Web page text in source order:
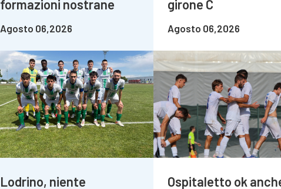
formazioni nostrane
Agosto 06,2026
girone C
Agosto 06,2026
Lodrino, niente
Ospitaletto ok